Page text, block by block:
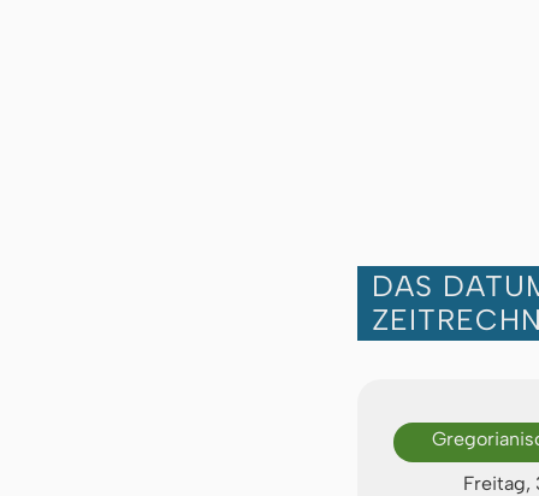
DAS
Freitag,